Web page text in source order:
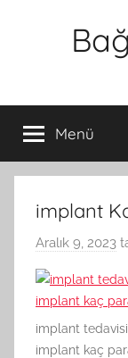
Menü
implant
Aralık 9, 2023
implant
implant kaç